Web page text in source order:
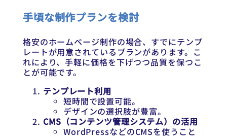
手頃な制作プランを検討
格安のホームページ制作の場合、すでにテンプ
レートが用意されているプランがあります。こ
れにより、手軽に価格を下げつつ品質を保つこ
とが可能です。
テンプレート利用
短時間で設置可能。
デザインの選択肢が豊富。
CMS（コンテンツ管理システム）の活用
WordPressなどのCMSを使うこと